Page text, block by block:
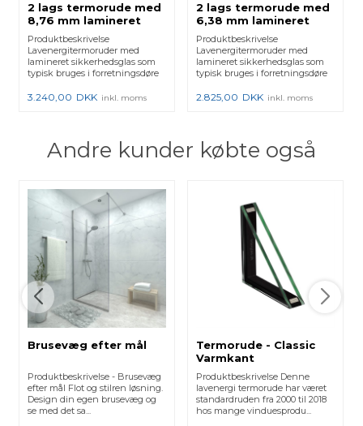
2 lags termorude med
8,76 mm lamineret
glas - Figur 38
Produktbeskrivelse
Lavenergitermoruder med
lamineret sikkerhedsglas som
typisk bruges i forretningsdøre
3.240,00 DKK inkl. moms
2 lags termorude med
6,38 mm lamineret
glas - Figur 27
Produktbeskrivelse
Lavenergitermoruder med
lamineret sikkerhedsglas som
typisk bruges i forretningsdøre
2.825,00 DKK inkl. moms
Andre kunder købte også
Brusevæg efter mål
Produktbeskrivelse - Brusevæg
efter mål Flot og stilren løsning.
Design din egen brusevæg og
se med det sa...
Termorude - Classic
Varmkant
Produktbeskrivelse Denne
lavenergi termorude har været
standardruden fra 2000 til 2018
hos mange vinduesprodu...